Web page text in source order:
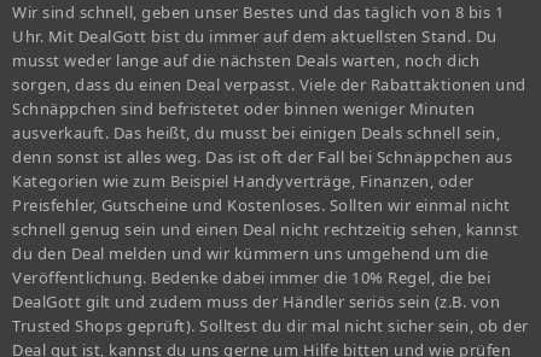
Wir sind schnell, geben unser Bestes und das täglich von 8 bis 1
Uhr. Mit DealGott bist du immer auf dem aktuellsten Stand. Du
musst weder lange auf die nächsten Deals warten, noch dich
sorgen, dass du einen Deal verpasst. Viele der Rabattaktionen und
Schnäppchen sind befristetet oder binnen weniger Minuten
ausverkauft. Das heißt, du musst bei einigen Deals schnell sein,
denn sonst ist alles weg. Das ist oft der Fall bei Schnäppchen aus
Kategorien wie zum Beispiel Handyverträge, Finanzen, oder
Preisfehler, Gutscheine und Kostenloses. Sollten wir einmal nicht
schnell genug sein und einen Deal nicht rechtzeitig sehen, kannst
du den Deal melden und wir kümmern uns umgehend um die
Veröffentlichung. Bedenke dabei immer die 10% Regel, die bei
DealGott gilt und zudem muss der Händler seriös sein (z.B. von
Trusted Shops geprüft). Solltest du dir mal nicht sicher sein, ob der
Deal gut ist, kannst du uns gerne um Hilfe bitten und wie prüfen